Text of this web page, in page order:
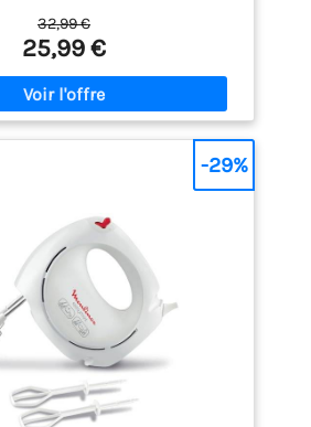
cachemire</li> </ul>
32,99 €
25,99 €
-29%